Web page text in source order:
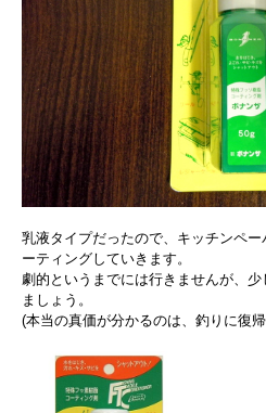
乳液タイプだったので、キッチンペ
ーティングしていきます。
劇的というまでには行きませんが、
ましょう。
(本当の真価が分かるのは、釣りに復